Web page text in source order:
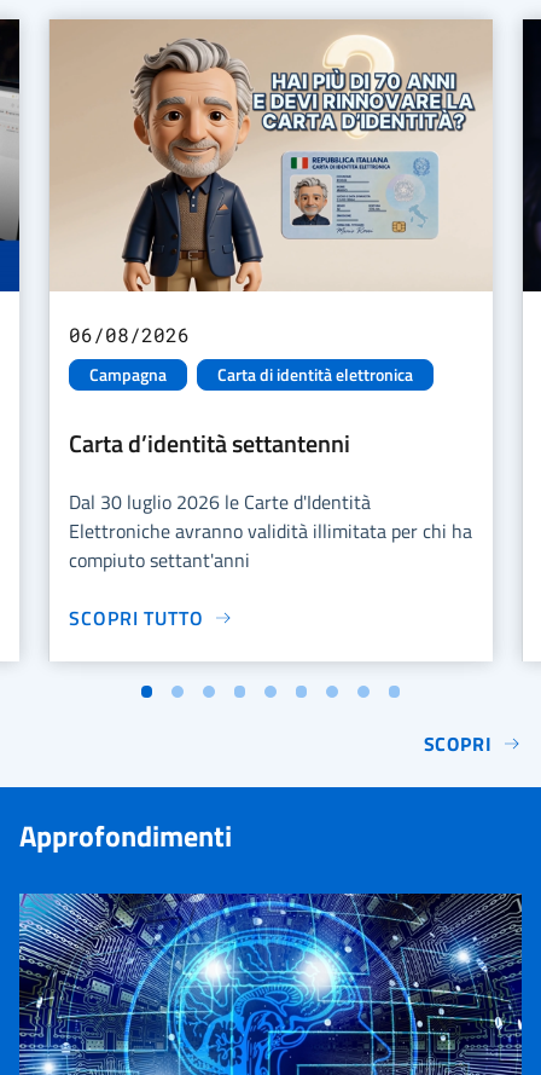
Campagna Carta di identità elettronica
06/08/2026
Carta d’identità settantenni
Dal 30 luglio 2026 le Carte d'Identità
Elettroniche avranno validità illimitata per chi ha
compiuto settant'anni
SCOPRI TUTTO
SCOPRI
Approfondimenti